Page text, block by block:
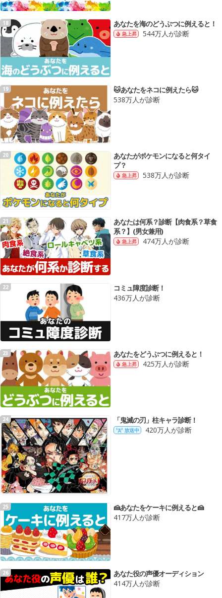
18 あなたを海のどうぶつに例えると！
急上昇 544万人が診断
19
🐱あなたをネコに例えたら🐱
538万人が診断
20
あなたがポケモンになると何タイ
プ？
急上昇 538万人が診断
21
あなたは何系？診断【肉食系？草食
系？】(男女兼用)
急上昇 474万人が診断
22
コミュ障度診断！
436万人が診断
23 あなたをどうぶつに例えると！
急上昇 425万人が診断
24 「鬼滅の刃」柱キャラ診断！
放送中 420万人が診断
25
🍰あなたをケーキに例えると🍰
417万人が診断
26
あなた役の声優オーディション
414万人が診断